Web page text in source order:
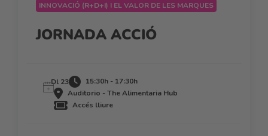
INNOVACIÓ (R+D+I) I EL VALOR DE LES MARQUES
JORNADA ACCIÓ
Dl 23
15:30h - 17:30h
Auditorio - The Alimentaria Hub
Accés lliure